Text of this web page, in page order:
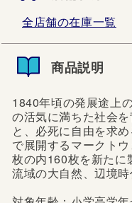
全店舗の在庫一覧
商品説明
1840年頃の発展途上
の活気に満ちた社会
と、必死に自由を求
で展開するマークト
枚の内160枚を新たに
流域の大自然、辺境